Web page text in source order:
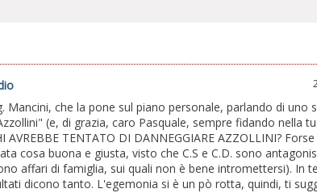
Mancini, che la pone sul piano personale, parlando di uno
(e, di grazia, caro Pasquale, sempre fidando nella
AVREBBE TENTATO DI DANNEGGIARE AZZOLLINI?
cosa buona e giusta, visto che C.S e C.D. sono
affari di famiglia, sui quali non è bene intromettersi). In
dicono tanto. L'egemonia si è un pò rotta, quindi, ti